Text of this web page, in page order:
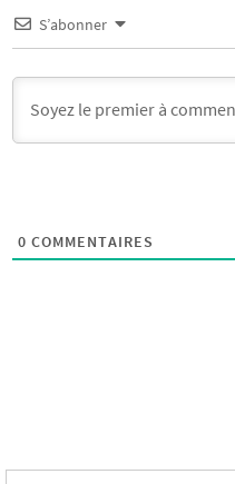
S’abonner
0 COMMENTAIRES